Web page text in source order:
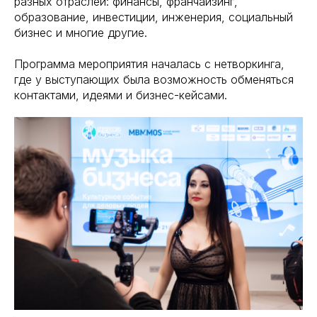
образование, инвестиции, инженерия, социальный
бизнес и многие другие.
Программа мероприятия началась с нетворкинга,
где у выступающих была возможность обменяться
контактами, идеями и бизнес-кейсами.